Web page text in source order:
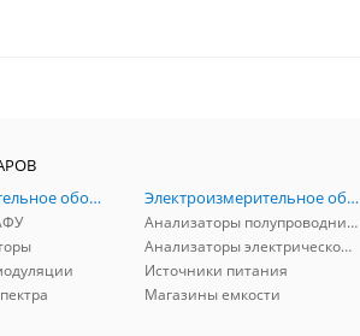
Радиоизмерительное оборудование
Электроизмерительное оборудование
Анализаторы полупроводников
Анализаторы электрической мощности
Источники питания
Магазины емкости